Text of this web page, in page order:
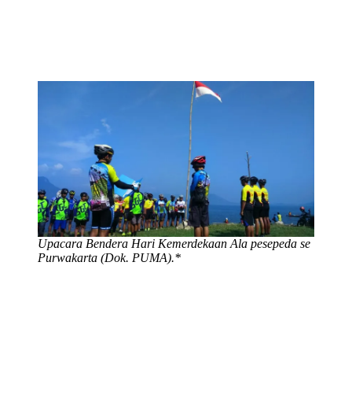
Upacara Bendera Hari Kemerdekaan Ala pesepeda se
Purwakarta (Dok. PUMA).*